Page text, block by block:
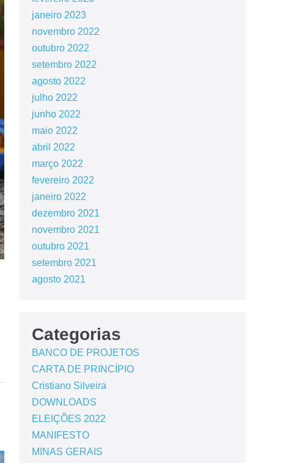
janeiro 2023
novembro 2022
outubro 2022
setembro 2022
agosto 2022
julho 2022
junho 2022
maio 2022
abril 2022
março 2022
fevereiro 2022
janeiro 2022
dezembro 2021
novembro 2021
outubro 2021
setembro 2021
agosto 2021
Categorias
BANCO DE PROJETOS
CARTA DE PRINCÍPIO
Cristiano Silveira
DOWNLOADS
ELEIÇÕES 2022
MANIFESTO
MINAS GERAIS